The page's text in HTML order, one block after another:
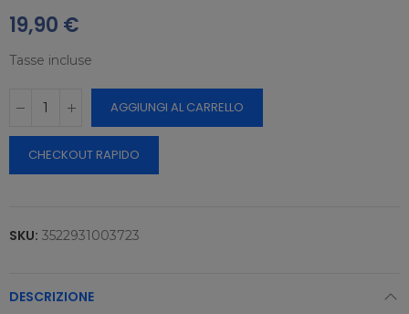
19,90 €
Tasse incluse
AGGIUNGI AL CARRELLO
CHECKOUT RAPIDO
SKU: 3522931003723
DESCRIZIONE